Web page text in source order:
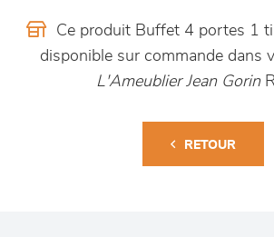
Ce produit Buffet 4 portes 1
disponible sur commande dans
L'Ameublier Jean Gorin
RETOUR